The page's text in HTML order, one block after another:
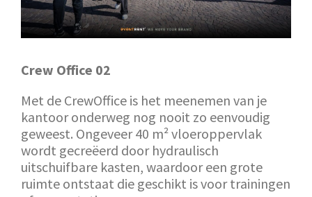
Crew Office 02
Met de CrewOffice is het meenemen van je
kantoor onderweg nog nooit zo eenvoudig
geweest. Ongeveer 40 m² vloeroppervlak
wordt gecreëerd door hydraulisch
uitschuifbare kasten, waardoor een grote
ruimte ontstaat die geschikt is voor trainingen